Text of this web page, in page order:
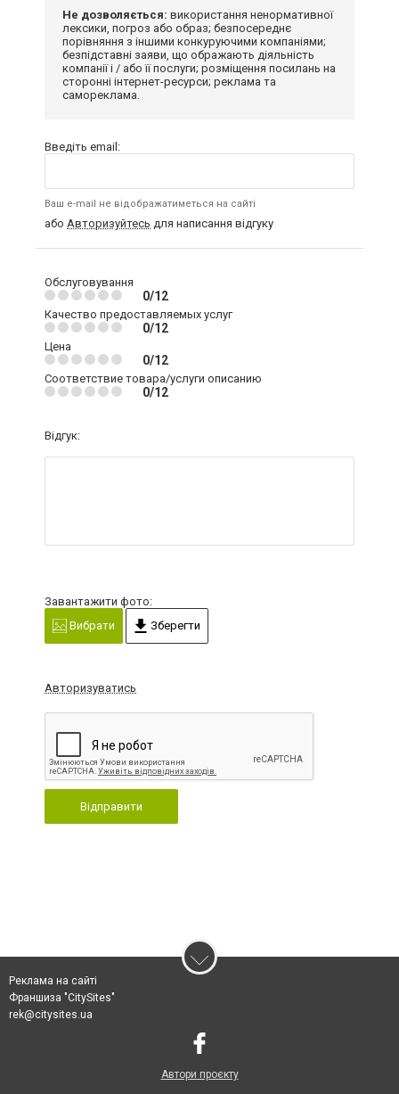
Не дозволяється: використання ненормативної
лексики, погроз або образ; безпосереднє
порівняння з іншими конкуруючими компаніями;
безпідставні заяви, що ображають діяльність
компанії і / або її послуги; розміщення посилань на
сторонні інтернет-ресурси; реклама та
самореклама.
Введіть email:
Ваш e-mail не відображатиметься на сайті
або Авторизуйтесь для написання відгуку
Обслуговування
0/12
Качество предоставляемых услуг
0/12
Цена
0/12
Соответствие товара/услуги описанию
0/12
Відгук:
Завантажити фото:
Вибрати
Зберегти
Авторизуватись
Відправити
Реклама на сайті
Франшиза "CitySites"
rek@citysites.ua
Автори проєкту